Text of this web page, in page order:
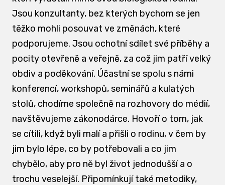
Jsou konzultanty, bez kterých bychom se jen
těžko mohli posouvat ve změnách, které
podporujeme. Jsou ochotní sdílet své příběhy a
pocity otevřeně a veřejně, za což jim patří velký
obdiv a poděkování. Účastní se spolu s námi
konferencí, workshopů, seminářů a kulatých
stolů, chodíme společně na rozhovory do médií,
navštěvujeme zákonodárce. Hovoří o tom, jak
se cítili, když byli malí a přišli o rodinu, v čem by
jim bylo lépe, co by potřebovali a co jim
chybělo, aby pro ně byl život jednodušší a o
trochu veselejší. Připomínkují také metodiky,